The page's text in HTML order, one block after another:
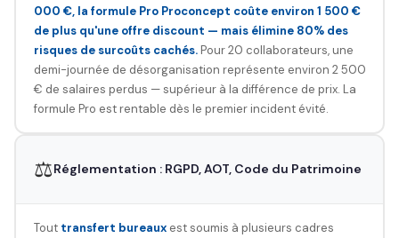
000 €, la formule Pro Proconcept coûte environ 1 500 €
de plus qu'une offre discount — mais élimine 80% des
risques de surcoûts cachés.Pour 20 collaborateurs, une
demi-journée de désorganisation représente environ 2 500
€ de salaires perdus — supérieur à la différence de prix. La
formule Pro est rentable dès le premier incident évité.
⚖️Réglementation : RGPD, AOT, Code du Patrimoine
Tout transfert bureauxest soumis à plusieurs cadres